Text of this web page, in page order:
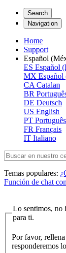
Search
Navigation
Home
Support
Español
ES Español
MX
CA Catalan
BR
DE Deutsch
US English
PT
FR Français
IT Italiano
Temas populares:
Función de chat
Lo sentimos, no
para ti.
Por favor,
responderemos